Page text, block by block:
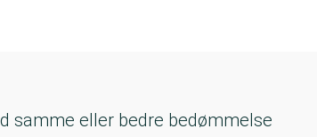
samme eller bedre bedømmelse